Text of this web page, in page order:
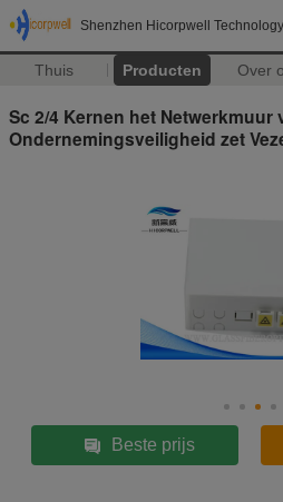
Shenzhen Hicorpwell
Thuis Producten Over
Sc 2/4 Kernen het Netwerkmuur
Ondernemingsveiligheid zet
Beste prijs